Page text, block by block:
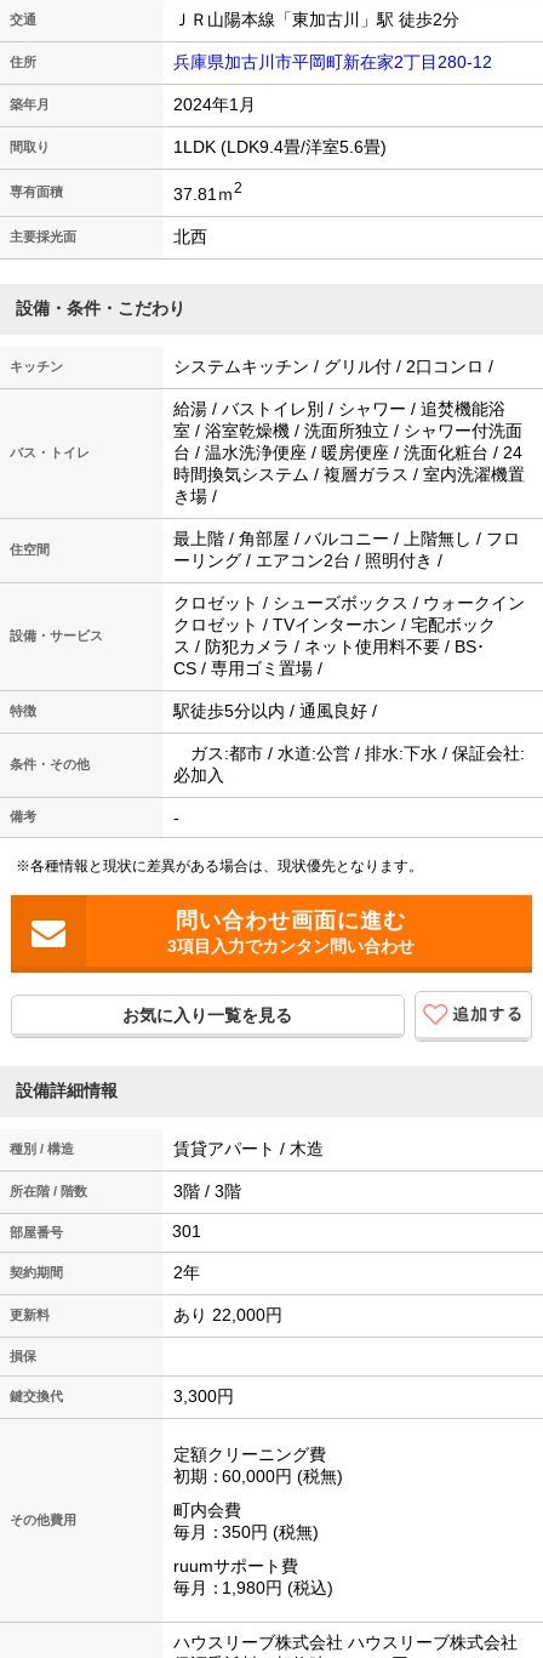
交通 ＪＲ山陽本線「東加古川」駅 徒歩2分
住所 兵庫県加古川市平岡町新在家2丁目280-12
築年月 2024年1月
間取り 1LDK (LDK9.4畳/洋室5.6畳)
専有面積 37.81ｍ2
主要採光面 北西
設備・条件・こだわり
キッチン システムキッチン / グリル付 / 2口コンロ /
バス・トイレ
給湯 / バストイレ別 / シャワー / 追焚機能浴
室 / 浴室乾燥機 / 洗面所独立 / シャワー付洗面
台 / 温水洗浄便座 / 暖房便座 / 洗面化粧台 / 24
時間換気システム / 複層ガラス / 室内洗濯機置
き場 /
住空間
最上階 / 角部屋 / バルコニー / 上階無し / フロ
ーリング / エアコン2台 / 照明付き /
設備・サービス
クロゼット / シューズボックス / ウォークイン
クロゼット / TVインターホン / 宅配ボック
ス / 防犯カメラ / ネット使用料不要 / BS･
CS / 専用ゴミ置場 /
特徴 駅徒歩5分以内 / 通風良好 /
条件・その他
ガス:都市 / 水道:公営 / 排水:下水 / 保証会社:
必加入
備考 -
※各種情報と現状に差異がある場合は、現状優先となります。
3項目入力でカンタン問い合わせ
お気に入り一覧を見る
設備詳細情報
種別 / 構造 賃貸アパート / 木造
所在階 / 階数 3階 / 3階
301
契約期間 2年
更新料 あり 22,000円
損保
鍵交換代 3,300円
その他費用
定額クリーニング費
初期
60,000円
税無
町内会費
毎月
350円
税無
ruumサポート費
毎月
1,980円 税込
ハウスリーブ株式会社 ハウスリーブ株式会社